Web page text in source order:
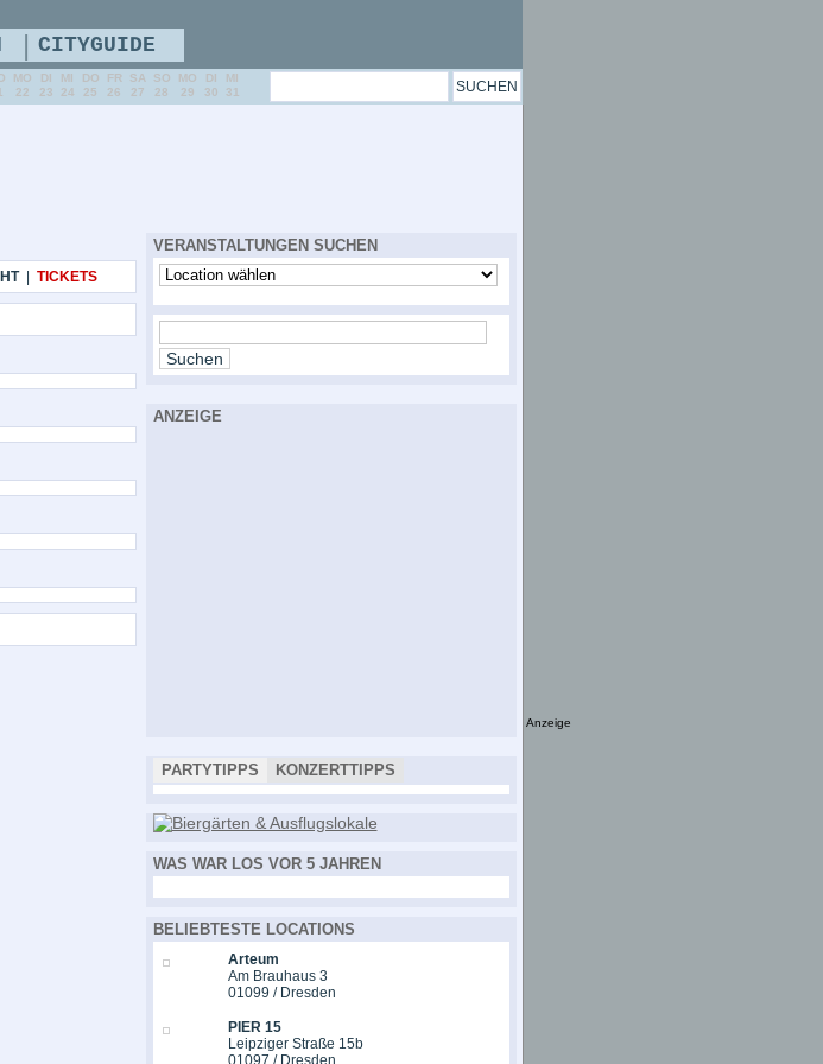
| TICKETS
VERANSTALTUNGEN SUCHEN
ANZEIGE
PARTYTIPPS KONZERTTIPPS
WAS WAR LOS VOR 5 JAHREN
BELIEBTESTE LOCATIONS
Arteum
Am Brauhaus 3
01099 / Dresden
PIER 15
Leipziger Straße 15b
01097 / Dresden
| CITYGUIDE
MO
22
DI
23
MI
24
DO
25
FR
26
SA
27
SO
28
MO
29
DI
30
MI
31
Anzeige